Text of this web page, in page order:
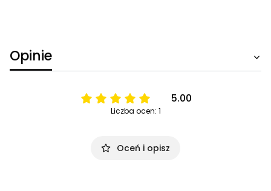
Opinie
5.00
Liczba ocen: 1
Oceń i opisz